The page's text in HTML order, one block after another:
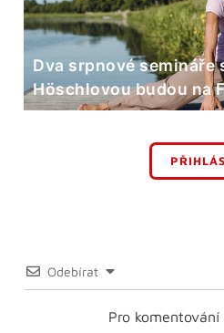
Dva srpnové semináře
Höschlovou budou na
Odebírat
Pro